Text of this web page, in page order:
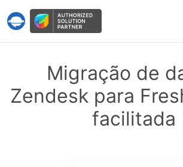
Serviço Help Desk Migration
Migração de
Zendesk para
facilitada